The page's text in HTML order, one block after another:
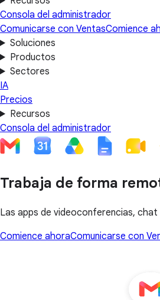
Consola del administrador
Comunicarse con VentasComience
Soluciones
Productos
Sectores
IA
Precios
Recursos
Consola del administrador
Trabaja de forma
Las apps de videoconferencias,
Comience ahoraComunicarse con